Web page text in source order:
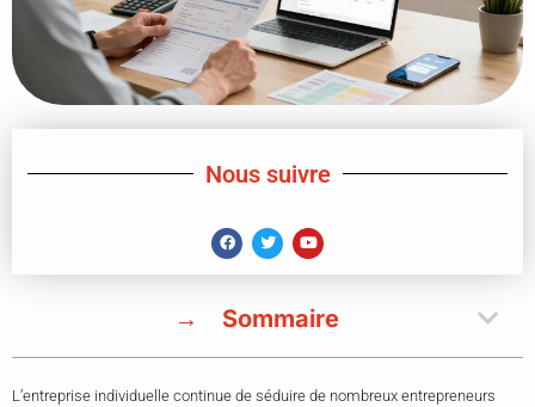
Nous suivre
Sommaire
L’entreprise individuelle continue de séduire de nombreux entrepreneurs